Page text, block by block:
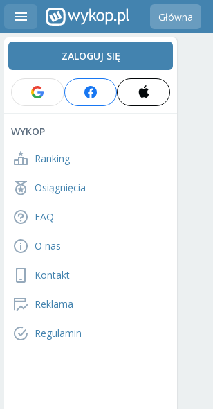
Główna
ZALOGUJ SIĘ
WYKOP
Ranking
Osiągnięcia
FAQ
O nas
Kontakt
Reklama
Regulamin